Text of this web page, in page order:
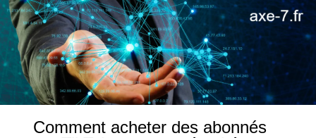
Comment acheter des abonnés